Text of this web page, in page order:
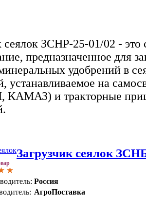
сеялок ЗСНР-25-01/02 - это
предназначенное для
удобрений в
устанавливаемое на
КАМАЗ) и тракторные
Загрузчик сеялок
Россия
АгроПоставка